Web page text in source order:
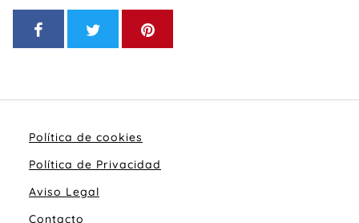
Política de cookies
Política de Privacidad
Aviso Legal
Contacto